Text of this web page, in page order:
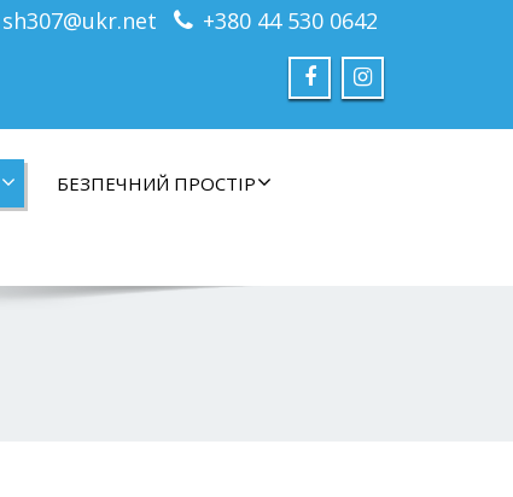
sh307@ukr.net +380 44 530 0642
БЕЗПЕЧНИЙ ПРОСТІР